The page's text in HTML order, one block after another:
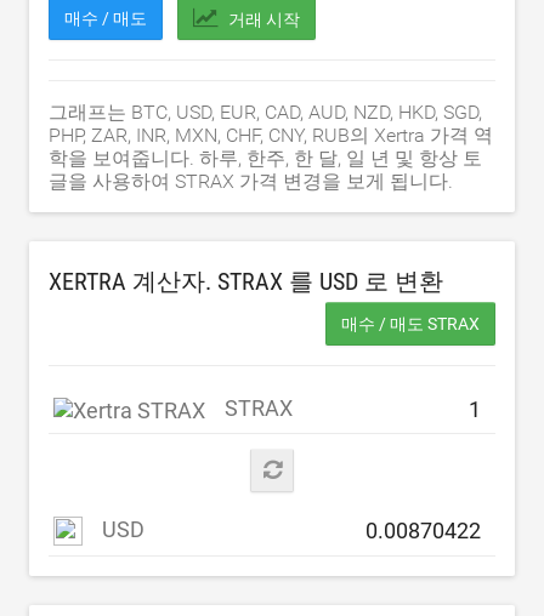
매수 / 매도 거래 시작
그래프는 BTC, USD, EUR, CAD, AUD, NZD, HKD, SGD,
PHP, ZAR, INR, MXN, CHF, CNY, RUB의 Xertra 가격 역
학을 보여줍니다. 하루, 한주, 한 달, 일 년 및 항상 토
글을 사용하여 STRAX 가격 변경을 보게 됩니다.
XERTRA 계산자. STRAX 를 USD 로 변환
매수 / 매도 STRAX
STRAX
USD